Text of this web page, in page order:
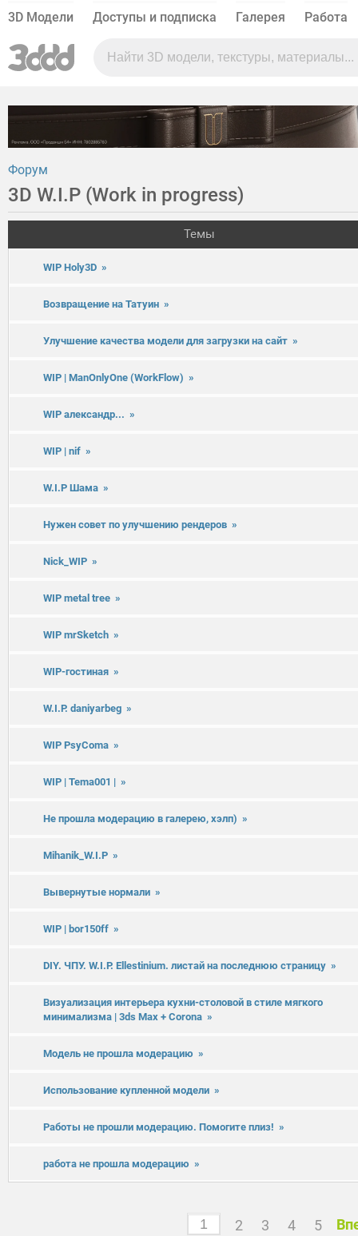
3D Модели Доступы и подписка Галерея Работа
Форум
3D W.I.P (Work in progress)
Темы
WIP Holy3D »
Возвращение на Татуин »
Улучшение качества модели для загрузки на сайт »
WIP | ManOnlyOne (WorkFlow) »
WIP александр... »
WIP | nif »
W.I.P Шама »
Нужен совет по улучшению рендеров »
Nick_WIP »
WIP metal tree »
WIP mrSketch »
WIP-гостиная »
W.I.P. daniyarbeg »
WIP PsyComa »
WIP | Tema001 | »
Не прошла модерацию в галерею, хэлп) »
Mihanik_W.I.P »
Вывернутые нормали »
WIP | bor150ff »
DIY. ЧПУ. W.I.P. Ellestinium. листай на последнюю страницу »
Визуализация интерьера кухни-столовой в стиле мягкого
минимализма | 3ds Max + Corona »
Модель не прошла модерацию »
Использование купленной модели »
Работы не прошли модерацию. Помогите плиз! »
работа не прошла модерацию »
2 3 4 5